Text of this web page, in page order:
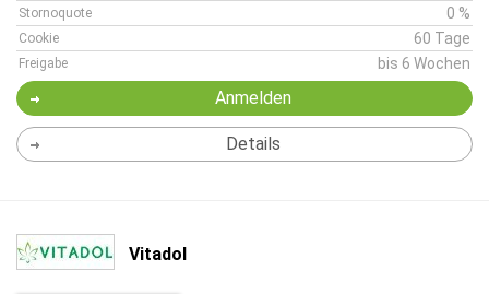
Stornoquote 0 %
Cookie 60 Tage
Freigabe bis 6 Wochen
Anmelden
Details
Vitadol